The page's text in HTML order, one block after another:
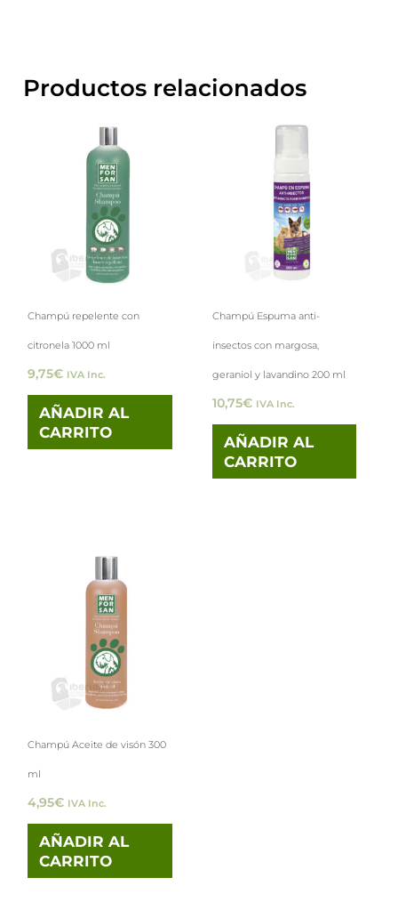
Productos relacionados
Champú repelente con
citronela 1000 ml
9,75€ IVA Inc.
AÑADIR AL
CARRITO
Champú Espuma anti-
insectos con margosa,
geraniol y lavandino 200 ml
10,75€ IVA Inc.
AÑADIR AL
CARRITO
Champú Aceite de visón 300
ml
4,95€ IVA Inc.
AÑADIR AL
CARRITO